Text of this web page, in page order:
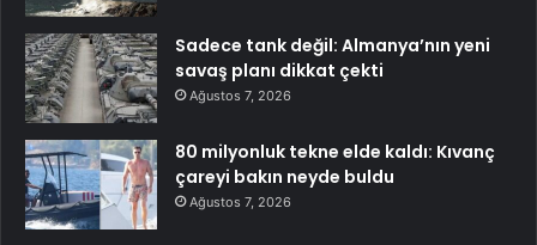
Sadece tank değil: Almanya’nın yeni
savaş planı dikkat çekti
Ağustos 7, 2026
80 milyonluk tekne elde kaldı: Kıvanç
çareyi bakın neyde buldu
Ağustos 7, 2026